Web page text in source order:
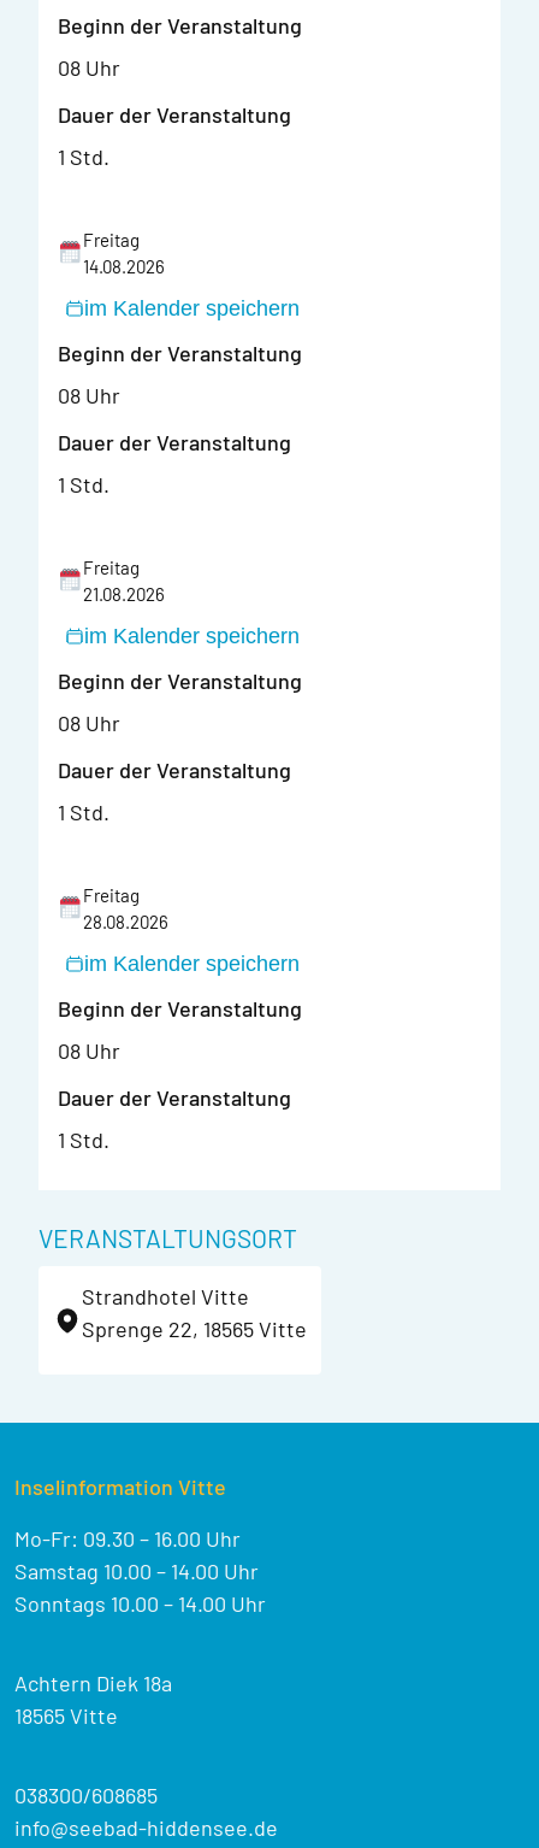
Beginn der Veranstaltung
08 Uhr
Dauer der Veranstaltung
1 Std.
Freitag
14.08.2026
im Kalender speichern
Beginn der Veranstaltung
08 Uhr
Dauer der Veranstaltung
1 Std.
Freitag
21.08.2026
im Kalender speichern
Beginn der Veranstaltung
08 Uhr
Dauer der Veranstaltung
1 Std.
Freitag
28.08.2026
im Kalender speichern
Beginn der Veranstaltung
08 Uhr
Dauer der Veranstaltung
1 Std.
VERANSTALTUNGSORT
Strandhotel Vitte
Sprenge 22, 18565 Vitte
Inselinformation Vitte
Mo-Fr: 09.30 – 16.00 Uhr
Samstag 10.00 – 14.00 Uhr
Sonntags 10.00 – 14.00 Uhr
Achtern Diek 18a
18565 Vitte
038300/608685
info@seebad-hiddensee.de